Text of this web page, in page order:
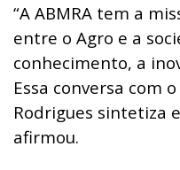
“A ABMRA tem a
entre o Agro e a
conhecimento, a
Essa conversa com
Rodrigues sintetiza
afirmou.